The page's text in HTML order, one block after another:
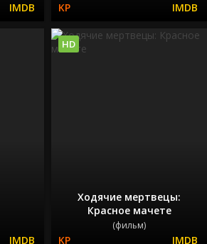
Ходячие мертвецы:
Красное мачете
(фильм)
HD